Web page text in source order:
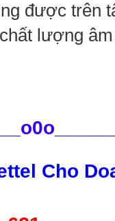
được trên
lượng
Cho